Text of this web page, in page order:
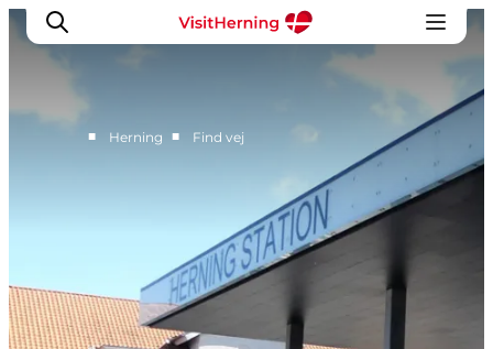
Se og oplev
Find vej
Sov godt
■ Herning ■ Find vej